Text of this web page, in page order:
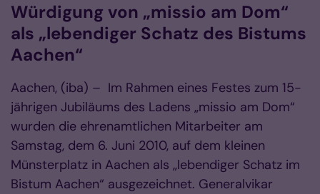
Würdigung von „missio am Dom“
als „lebendiger Schatz des Bistums
Aachen“
Aachen, (iba) – Im Rahmen eines Festes zum 15-
jährigen Jubiläums des Ladens „missio am Dom“
wurden die ehrenamtlichen Mitarbeiter am
Samstag, dem 6. Juni 2010, auf dem kleinen
Münsterplatz in Aachen als „lebendiger Schatz im
Bistum Aachen“ ausgezeichnet. Generalvikar